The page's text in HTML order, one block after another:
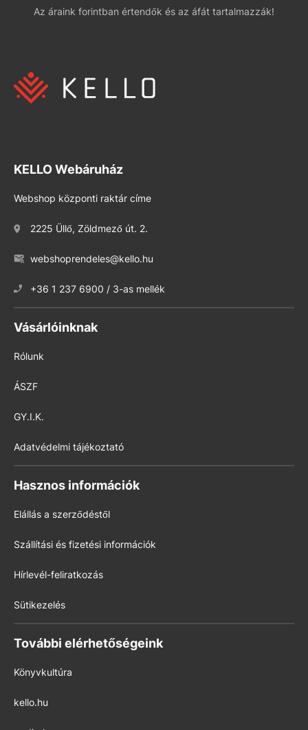
Az áraink forintban értendők és az áfát tartalmazzák!
KELLO Webáruház
Webshop központi raktár címe
2225 Üllő, Zöldmező út. 2.
webshoprendeles@kello.hu
+36 1 237 6900 / 3-as mellék
Vásárlóinknak
Rólunk
ÁSZF
GY.I.K.
Adatvédelmi tájékoztató
Hasznos információk
Elállás a szerződéstől
Szállítási és fizetési információk
Hírlevél-feliratkozás
Sütikezelés
További elérhetőségeink
Könyvkultúra
kello.hu